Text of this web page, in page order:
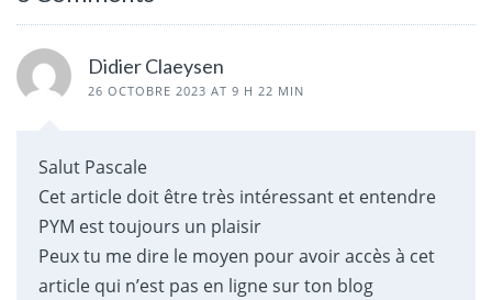
Didier Claeysen
26 OCTOBRE 2023 AT 9 H 22 MIN
Salut Pascale
Cet article doit être très intéressant et entendre
PYM est toujours un plaisir
Peux tu me dire le moyen pour avoir accès à cet
article qui n’est pas en ligne sur ton blog